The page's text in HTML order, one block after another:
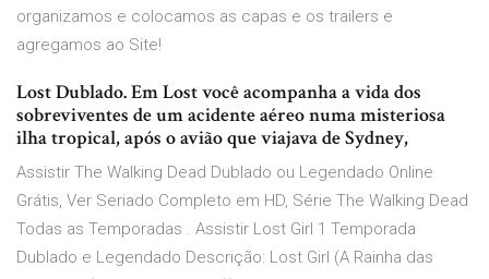
organizamos e colocamos as capas e os trailers e
agregamos ao Site!
Lost Dublado. Em Lost você acompanha a vida dos
sobreviventes de um acidente aéreo numa misteriosa
ilha tropical, após o avião que viajava de Sydney,
Assistir The Walking Dead Dublado ou Legendado Online
Grátis, Ver Seriado Completo em HD, Série The Walking Dead
Todas as Temporadas . Assistir Lost Girl 1 Temporada
Dublado e Legendado Descrição: Lost Girl (A Rainha das